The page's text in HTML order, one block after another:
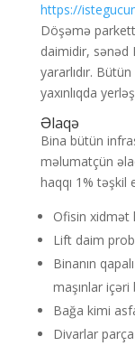
https://
Döşəmə
daimidir, sənəd
yararlıdır.
yaxınlıqda
Əlaqə
Bina bütün
məlumatçün
haqqı 1% təşkil
Ofisin xidmət
Lift daim
Binanın
maşınlar içəri
Bağa kimi
Divarlar